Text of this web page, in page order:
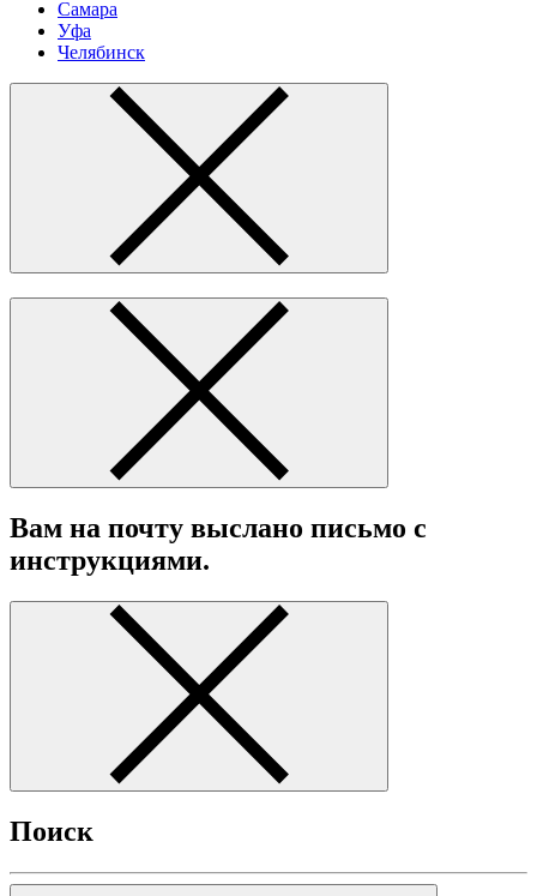
Самара
Уфа
Челябинск
Вам на почту выслано письмо с
инструкциями.
Поиск